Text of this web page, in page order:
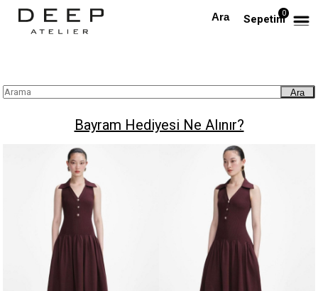
Sepetim0
Anasayfa Blog Bayram Hediyesi Ne Alınır?
Ara
Bayram Hediyesi Ne Alınır?